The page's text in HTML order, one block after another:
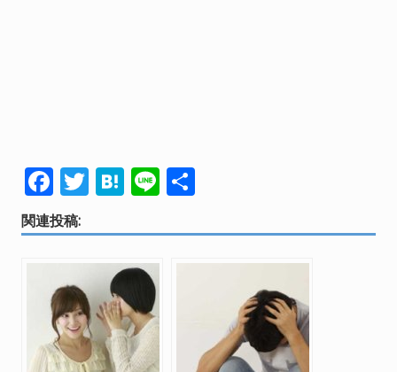
F
ac
e
b
o
o
k
T
itt
er
H
e
n
a
Li
e
関連投稿: